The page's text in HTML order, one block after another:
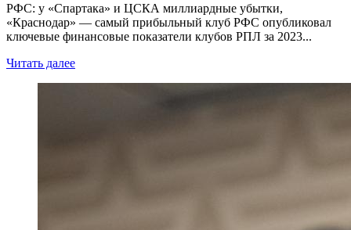
РФС: у «Спартака» и ЦСКА миллиардные убытки,
«Краснодар» — самый прибыльный клуб РФС опубликовал
ключевые финансовые показатели клубов РПЛ за 2023...
Читать далее